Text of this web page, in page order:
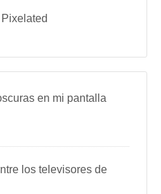
en mi pantalla
los televisores de